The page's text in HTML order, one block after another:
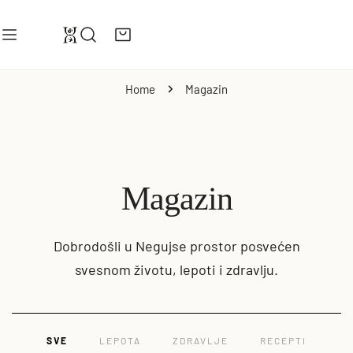
Home Magazin
Magazin
Dobrodošli u Negujse prostor posvećen
svesnom životu, lepoti i zdravlju.
SVE LEPOTA ZDRAVLJE RECEPTI